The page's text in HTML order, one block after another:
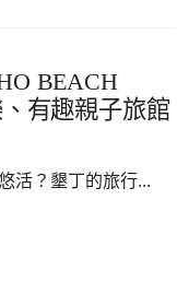
BEACH
有趣親子旅館
活？墾丁的旅行...